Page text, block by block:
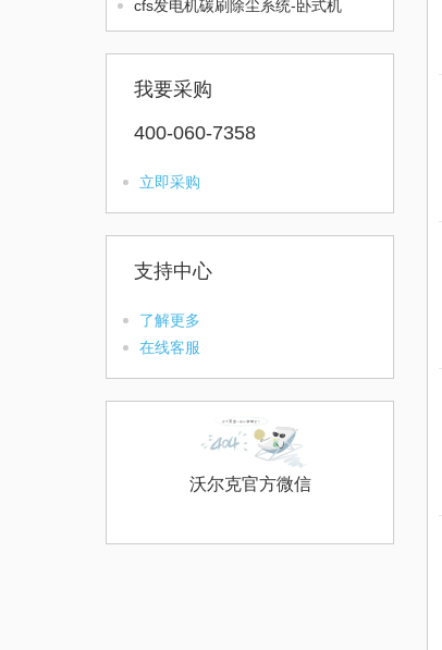
cfs发电机碳刷除尘系统-卧式机
我要采购
400-060-7358
立即采购
支持中心
了解更多
在线客服
沃尔克官方微信